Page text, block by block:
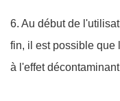
6. Au début de
fin, il est possible que
à l'effet